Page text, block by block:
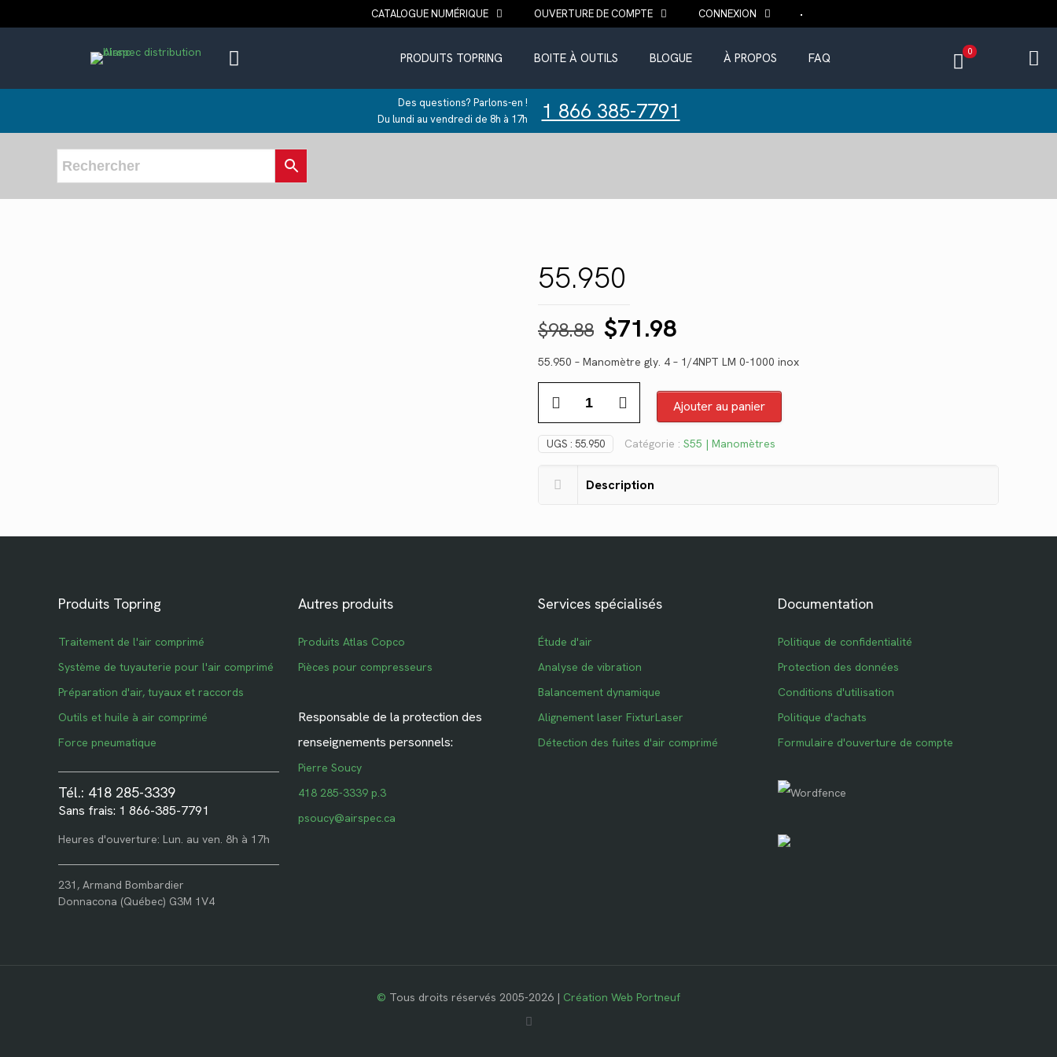
CATALOGUE NUMÉRIQUE OUVERTURE DE COMPTE CONNEXION
PRODUITS TOPRING BOITE À OUTILS BLOGUE À PROPOS FAQ 0
Des questions? Parlons-en !
Du lundi au vendredi de 8h à 17h
1 866 385-7791
55.950
$98.88 Le
prix
initial
était :
$98.88.
$71.98Le
prix
actuel
est :
$71.98.
55.950 – Manomètre gly. 4 – 1/4NPT LM 0-1000 inox
55.950
Ajouter au panier
UGS : 55.950 Catégorie : S55 | Manomètres
Description
Produits Topring
Traitement de l'air comprimé
Système de tuyauterie pour l'air comprimé
Préparation d'air, tuyaux et raccords
Outils et huile à air comprimé
Force pneumatique
Tél.: 418 285-3339
Sans frais: 1 866-385-7791
Heures d'ouverture: Lun. au ven. 8h à 17h
231, Armand Bombardier
Donnacona (Québec) G3M 1V4
Autres produits
Produits Atlas Copco
Pièces pour compresseurs
Responsable de la protection des
renseignements personnels:
Pierre Soucy
418 285-3339 p.3
psoucy@airspec.ca
Services spécialisés
Étude d'air
Analyse de vibration
Balancement dynamique
Alignement laser FixturLaser
Détection des fuites d'air comprimé
Documentation
Politique de confidentialité
Protection des données
Conditions d'utilisation
Politique d'achats
Formulaire d'ouverture de compte
© Tous droits réservés 2005-2026 | Création Web Portneuf